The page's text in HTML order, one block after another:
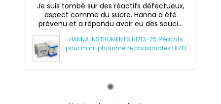
Je suis tombé sur des réactifs défectueux,
aspect comme du sucre. Hanna a été
prévenu et a répondu avoir eu des souci...
HANNA INSTRUMENTS HI713-25 Réactifs
pour mini-photomètre phosphates HI713